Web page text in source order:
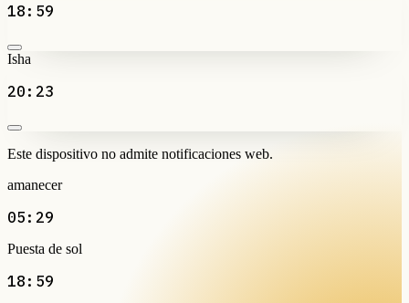
18:59
Isha
20:23
Este dispositivo no admite notificaciones web.
amanecer
05:29
Puesta de sol
18:59